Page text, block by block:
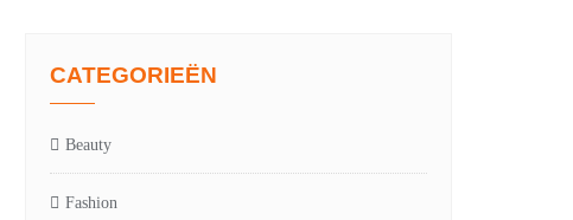
CATEGORIEËN
Beauty
Fashion